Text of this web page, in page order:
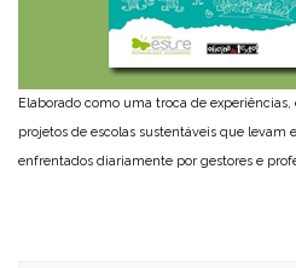
Elaborado como uma troca de
projetos de escolas sustentáveis que levam
enfrentados diariamente por gestores e